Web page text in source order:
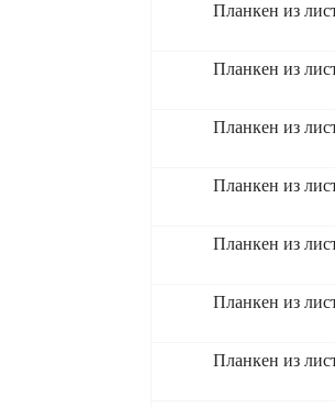
Планкен из
Планкен из
Планкен из
Планкен из
Планкен из
Планкен из
Планкен из